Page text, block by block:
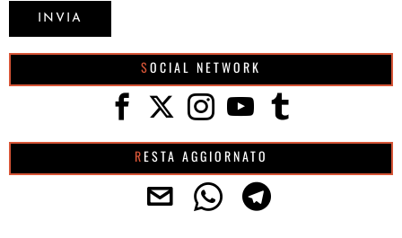
SOCIAL NETWORK
RESTA AGGIORNATO